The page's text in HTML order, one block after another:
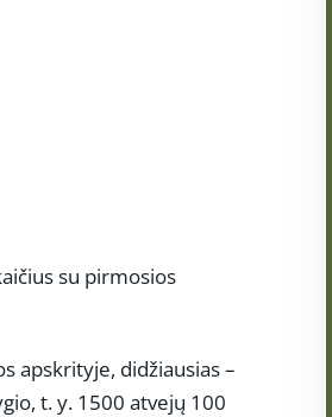
su pirmosios
apskrityje, didžiausias –
t. y. 1500 atvejų 100